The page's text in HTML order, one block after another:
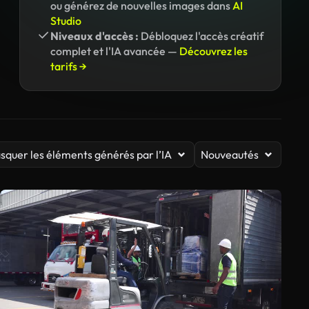
ou générez de nouvelles images dansAI
Studio
Niveaux d'accès : Débloquez l'accès créatif
complet et l'IA avancée — Découvrez les
tarifs →
les éléments générés par l’IA Nouveautés